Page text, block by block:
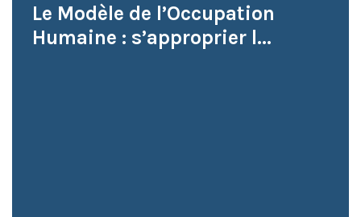
Le Modèle de l’Occupation
Humaine : s’approprier l...